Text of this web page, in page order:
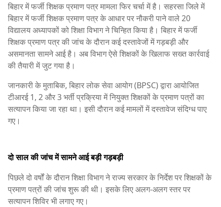
बिहार में फर्जी शिक्षक प्रमाण पत्र मामला फिर चर्चा में है। सहरसा जिले में
बिहार में फर्जी शिक्षक प्रमाण पत्र के आधार पर नौकरी पाने वाले 20
विद्यालय अध्यापकों को शिक्षा विभाग ने चिन्हित किया है। बिहार में फर्जी
शिक्षक प्रमाण पत्र की जांच के दौरान कई दस्तावेजों में गड़बड़ी और
असमानता सामने आई है। अब विभाग ऐसे शिक्षकों के खिलाफ सख्त कार्रवाई
की तैयारी में जुट गया है।
जानकारी के मुताबिक, बिहार लोक सेवा आयोग (BPSC) द्वारा आयोजित
टीआरई 1, 2 और 3 भर्ती प्रक्रिया में नियुक्त शिक्षकों के प्रमाण पत्रों का
सत्यापन किया जा रहा था। इसी दौरान कई मामलों में दस्तावेज संदिग्ध पाए
गए।
दो साल की जांच में सामने आई बड़ी गड़बड़ी
पिछले दो वर्षों के दौरान शिक्षा विभाग ने राज्य सरकार के निर्देश पर शिक्षकों के
प्रमाण पत्रों की जांच शुरू की थी। इसके लिए अलग-अलग स्तर पर
सत्यापन शिविर भी लगाए गए।